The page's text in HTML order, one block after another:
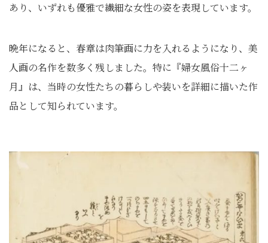
あり、いずれも優雅で繊細な女性の姿を表現しています。
晩年になると、春章は肉筆画に力を入れるようになり、美
人画の名作を数多く残しました。特に『婦女風俗十二ヶ
月』は、当時の女性たちの暮らしや装いを詳細に描いた作
品として知られています。